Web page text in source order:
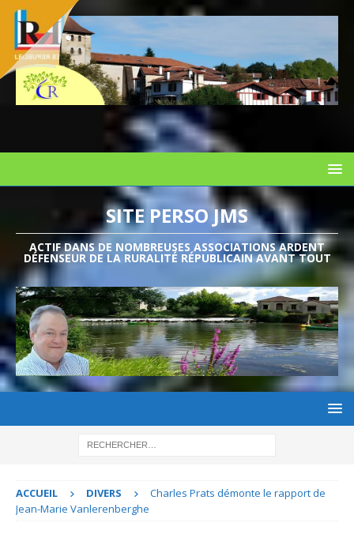
SITE PERSO JMS
ACTIF DANS DE NOMBREUSES ASSOCIATIONS ARDENT
DÉFENSEUR DE LA RURALITÉ RÉPUBLICAIN AVANT TOUT
ACCUEIL DIVERS
Charles Prats démonte le rapport de
Jean-Marie Vanlerenberghe